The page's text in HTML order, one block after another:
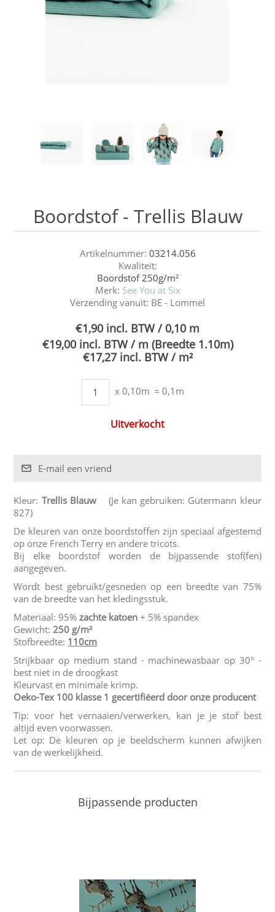
Boordstof - Trellis Blauw
Artikelnummer: 03214.056
Kwaliteit:
Boordstof 250g/m²
Merk: See You at Six
Verzending vanuit: BE - Lommel
€1,90 incl. BTW / 0,10 m
€19,00 incl. BTW / m (Breedte 1.10m)
€17,27 incl. BTW / m²
x 0,10m = 0,1m
Uitverkocht
Kleur: Trellis Blauw(Je kan gebruiken: Gütermann kleur
827)
De kleuren van onze boordstoffen zijn speciaal afgestemd
op onze French Terry en andere tricots.
Bij elke boordstof worden de bijpassende stof(fen)
aangegeven.
Wordt best gebruikt/gesneden op een breedte van 75%
van de breedte van het kledingsstuk.
Materiaal: 95%zachte katoen + 5% spandex
Gewicht: 250 g/m²
Stofbreedte: 110cm
Strijkbaar op medium stand - machinewasbaar op 30° -
best niet in de droogkast
Kleurvast en minimale krimp.
Oeko-Tex 100 klasse 1 gecertifiëerd door onze producent
Tip: voor het vernaaien/verwerken, kan je je stof best
altijd even voorwassen.
Let op: De kleuren op je beeldscherm kunnen afwijken
van de werkelijkheid.
Bijpassende producten